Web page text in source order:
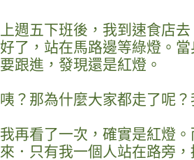
上週五下班後，我到速食店
好了，站在馬路邊等綠燈。
要跟進，發現還是紅燈。
咦？那為什麼大家都走了呢
我再看了一次，確實是紅燈
來．只有我一個人站在路旁